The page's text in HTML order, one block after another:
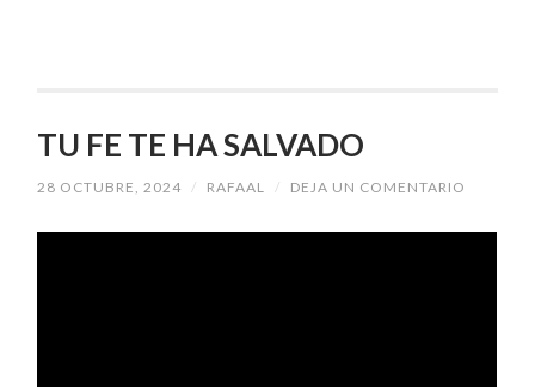
TU FE TE HA SALVADO
28 OCTUBRE, 2024 / RAFAAL / DEJA UN COMENTARIO